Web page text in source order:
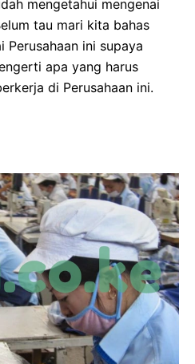
mengetahui mengenai
tau mari kita bahas
Perusahaan ini supaya
apa yang harus
di Perusahaan ini.